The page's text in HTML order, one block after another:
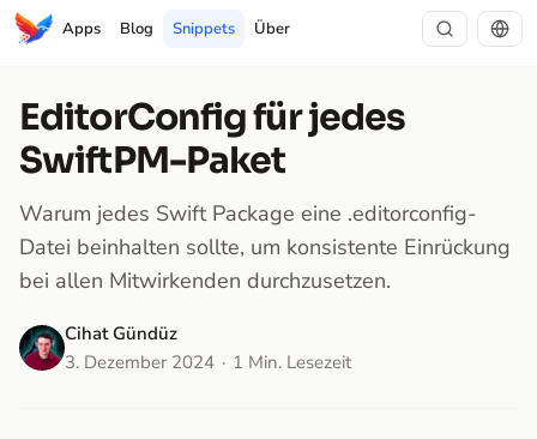
Apps Blog Snippets Über
EditorConfig für jedes
SwiftPM-Paket
Warum jedes Swift Package eine .editorconfig-
Datei beinhalten sollte, um konsistente Einrückung
bei allen Mitwirkenden durchzusetzen.
Cihat Gündüz
3. Dezember 2024
1 Min. Lesezeit